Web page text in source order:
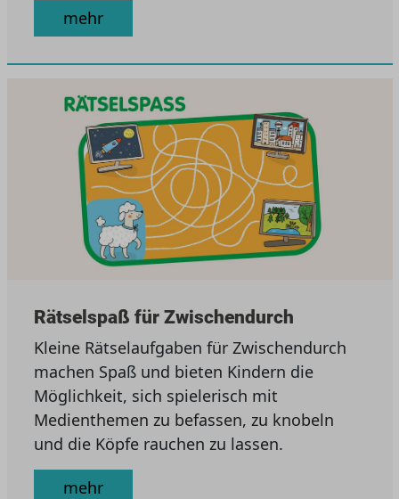
mehr
Rätselspaß für Zwischendurch
Kleine Rätselaufgaben für Zwischendurch
machen Spaß und bieten Kindern die
Möglichkeit, sich spielerisch mit
Medienthemen zu befassen, zu knobeln
und die Köpfe rauchen zu lassen.
mehr